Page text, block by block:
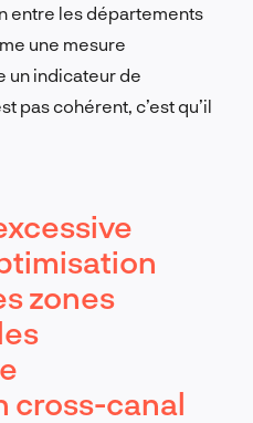
entre les départements
une mesure
un indicateur de
pas cohérent, c’est qu’il
zones
cross-canal